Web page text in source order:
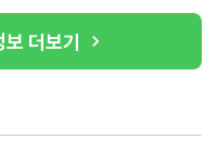
보 더보기